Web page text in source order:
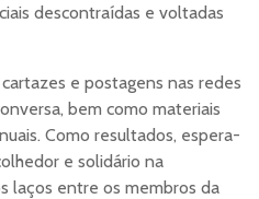
descontraídas e voltadas
e postagens nas redes
bem como materiais
Como resultados, espera-
e solidário na
laços entre os membros da